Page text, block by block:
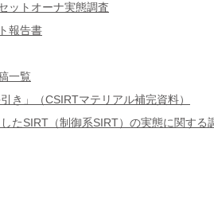
ットオーナ実態調査
報告書
一覧
き」（CSIRTマテリアル補完資料）
たSIRT（制御系SIRT）の実態に関す